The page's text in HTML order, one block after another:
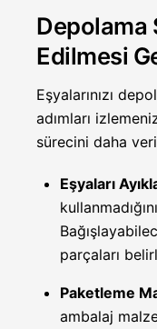
Depolama
Edilmesi
Eşyalarınızı
adımları
sürecini daha
Eşyaları
parçaları
Paketleme
ambalaj